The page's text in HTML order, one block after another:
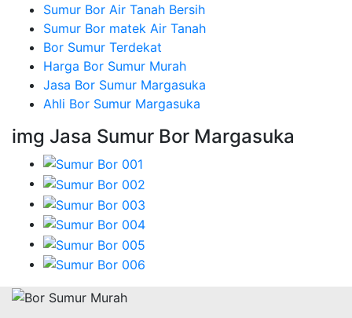
Sumur Bor Air Tanah Bersih
Sumur Bor matek Air Tanah
Bor Sumur Terdekat
Harga Bor Sumur Murah
Jasa Bor Sumur Margasuka
Ahli Bor Sumur Margasuka
img Jasa Sumur Bor Margasuka